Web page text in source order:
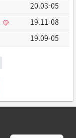
20.03-05
19.11-08
19.09-05